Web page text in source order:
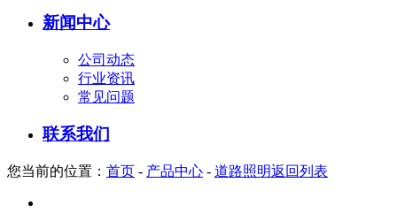
新闻中心
公司动态
行业资讯
常见问题
联系我们
您当前的位置： 首页 - 产品中心 - 道路照明返回列表